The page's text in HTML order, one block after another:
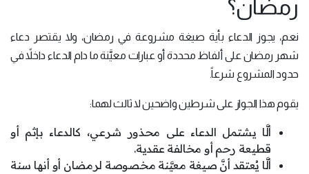
رمضان؟
نعم، يجوز الدعاء بأية صيغة مشروعة في رمضان، ولا يقتصر دعاء
شهر رمضان على ألفاظ محددة أو عبارات معيَّنة ما دام الدعاء داخلاً في
حدود المشروع شرعاً.
يقوم هذا الجواز على شرطين واضحين لا ثالث لهما:
ألَّا يشتمل الدعاء على محذور شرعي، كالدعاء بإثم أو
قطيعة رحم أو مخالفة عقدية.
ألَّا يُعتقد أنَّ صيغة معيَّنة مخصوصة لرمضان أو أنها سنة